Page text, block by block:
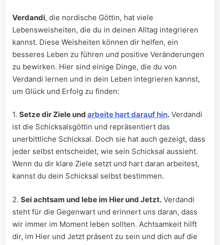
Verdandi, die nordische Göttin, hat viele
Lebensweisheiten, die du in deinen Alltag integrieren
kannst. Diese Weisheiten können dir helfen, ein
besseres Leben zu führen und positive Veränderungen
zu bewirken. Hier sind einige Dinge, die du von
Verdandi lernen und in dein Leben integrieren kannst,
um Glück und Erfolg zu finden:
1. Setze dir Ziele und arbeite hart darauf hin. Verdandi
ist die Schicksalsgöttin und repräsentiert das
unerbittliche Schicksal. Doch sie hat auch gezeigt, dass
jeder selbst entscheidet, wie sein Schicksal aussieht.
Wenn du dir klare Ziele setzt und hart daran arbeitest,
kannst du dein Schicksal selbst bestimmen.
2. Sei achtsam und lebe im Hier und Jetzt. Verdandi
steht für die Gegenwart und erinnert uns daran, dass
wir immer im Moment leben sollten. Achtsamkeit hilft
dir, im Hier und Jetzt präsent zu sein und dich auf die